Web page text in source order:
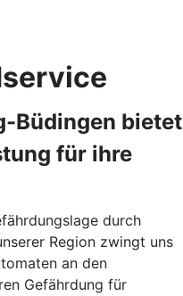
Büdingen bietet
für ihre
durch
Region zwingt uns
an den
Gefährdung für